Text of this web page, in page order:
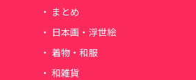
まとめ
日本画・浮世絵
着物・和服
和雑貨